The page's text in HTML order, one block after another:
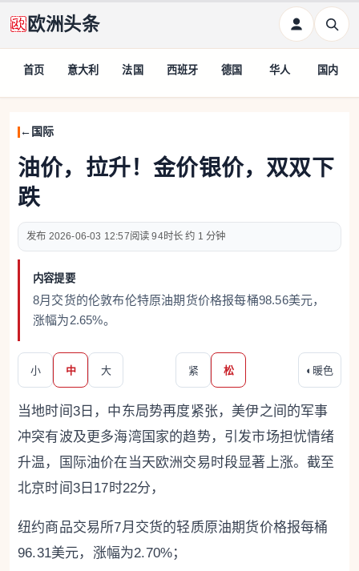
欧洲头条
首页 意大利 法国 西班牙 德国 华人 国内
国际
油价，拉升！金价银价，双双下
跌
2026-06-03 12:57 94 约 1 分钟
内容提要
8月交货的伦敦布伦特原油期货价格报每桶98.56美元，
涨幅为2.65%。
小 中 大 紧 松 ◐ 暖色
当地时间3日，中东局势再度紧张，美伊之间的军事
冲突有波及更多海湾国家的趋势，引发市场担忧情绪
升温，国际油价在当天欧洲交易时段显著上涨。截至
北京时间3日17时22分，
纽约商品交易所7月交货的轻质原油期货价格报每桶
96.31美元，涨幅为2.70%；